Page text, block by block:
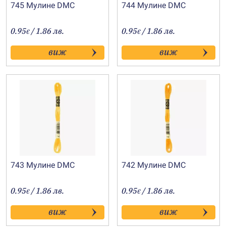
745 Мулине DMC
0.95€ / 1.86 лв.
виж
744 Мулине DMC
0.95€ / 1.86 лв.
виж
743 Мулине DMC
0.95€ / 1.86 лв.
виж
742 Мулине DMC
0.95€ / 1.86 лв.
виж